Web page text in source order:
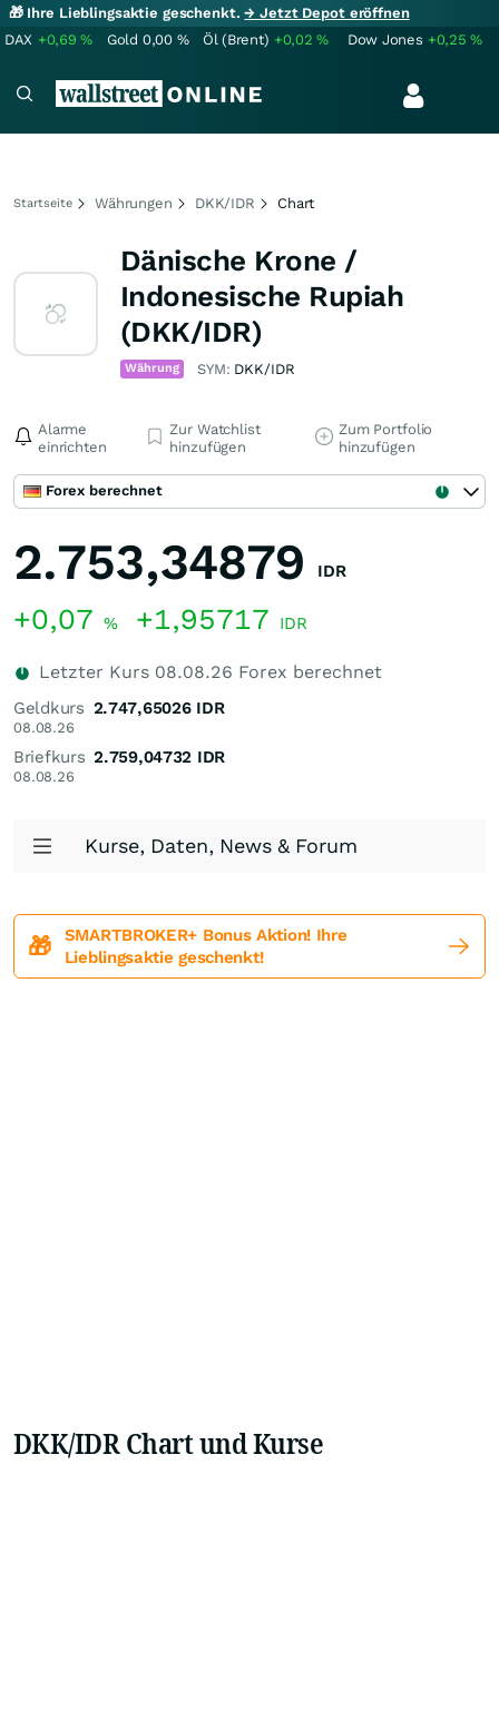
🎁 Ihre Lieblingsaktie geschenkt.→ Jetzt Depot eröffnen
DAX +0,69% Gold 0,00 % Öl (Brent) +0,02% Dow Jones +0,25%
Startseite Währungen DKK/IDR Chart
Dänische Krone /
Indonesische Rupiah
(DKK/IDR)
Währung SYM: DKK/IDR
Alarme
einrichten
Zur Watchlist
hinzufügen
Zum Portfolio
hinzufügen
Forex berechnet
2.753,34879 IDR
+0,07 % +1,95717 IDR
Letzter Kurs 08.08.26 Forex berechnet
Geldkurs
08.08.26
2.747,65026 IDR
Briefkurs
08.08.26
2.759,04732 IDR
Kurse, Daten, News & Forum
🎁
SMARTBROKER+ Bonus Aktion! Ihre
Lieblingsaktie geschenkt!
DKK/IDR Chart und Kurse